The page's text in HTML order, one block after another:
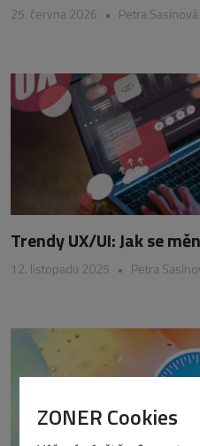
ZONER Cookies
25. června 2026 • Petra Sasínová
Trendy UX/UI: Jak se
12. listopadu 2025 • Petra